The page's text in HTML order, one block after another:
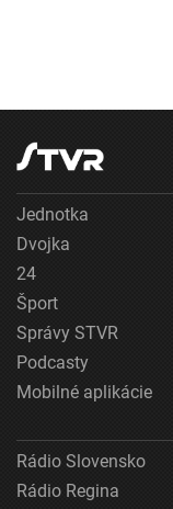
Jednotka
Dvojka
24
Šport
Správy STVR
Podcasty
Mobilné aplikácie
Rádio Slovensko
Rádio Regina